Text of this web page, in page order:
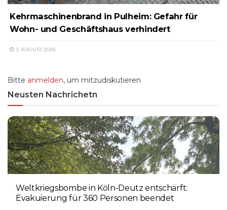
Kehrmaschinenbrand in Pulheim: Gefahr für
Wohn- und Geschäftshaus verhindert
3. AUGUST 2026
Bitte anmelden, um mitzudiskutieren
Neusten Nachrichetn
Weltkriegsbombe in Köln-Deutz entschärft:
Evakuierung für 360 Personen beendet